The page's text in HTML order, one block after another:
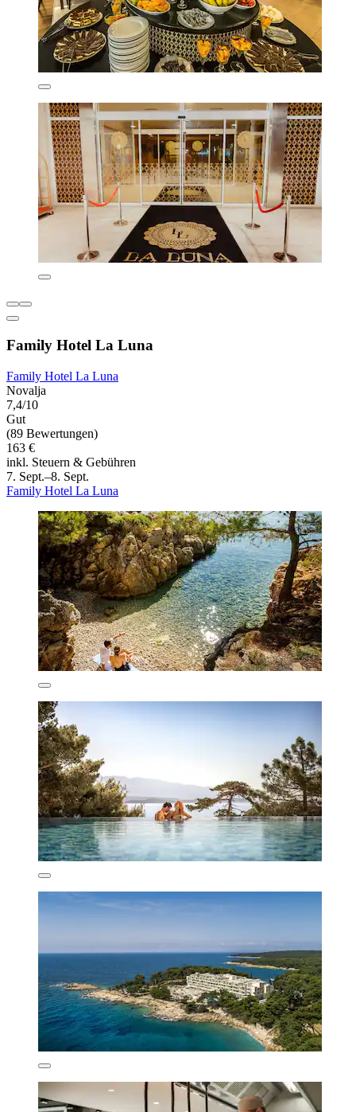
Family Hotel La Luna
Family Hotel La Luna
Novalja
7,4/10
Gut
(89 Bewertungen)
163 €
inkl. Steuern & Gebühren
7. Sept.–8. Sept.
Family Hotel La Luna